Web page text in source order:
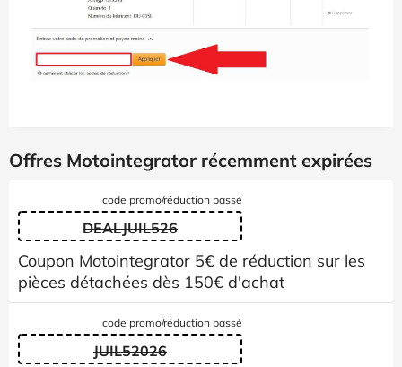
Offres Motointegrator récemment expirées
code promo/réduction passé
DEALJUIL526
Coupon Motointegrator 5€ de réduction sur les
pièces détachées dès 150€ d'achat
code promo/réduction passé
JUIL52026